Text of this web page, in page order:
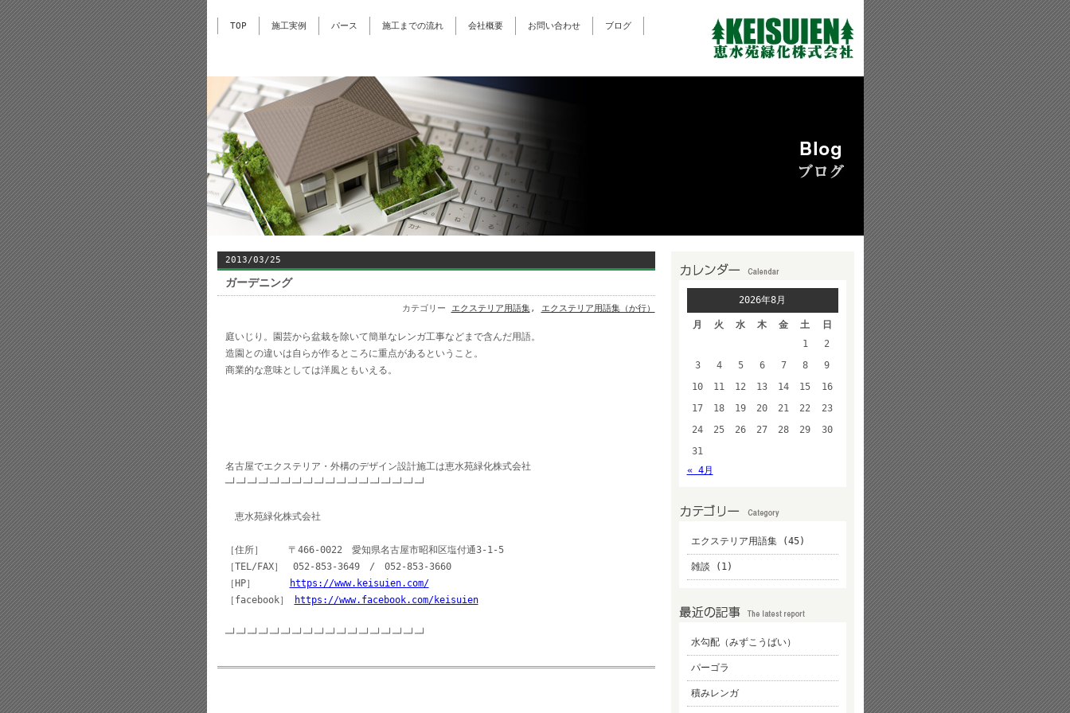
TOP 施工実例 パース 施工までの流れ 会社概要 お問い合わせ ブログ
2013/03/25
ガーデニング
カテゴリー エクステリア用語集, エクステリア用語集（か行）
庭いじり。園芸から盆栽を除いて簡単なレンガ工事などまで含んだ用語。
造園との違いは自らが作るところに重点があるということ。
商業的な意味としては洋風ともいえる。
名古屋でエクステリア・外構のデザイン設計施工は恵水苑緑化株式会社
─┘─┘─┘─┘─┘─┘─┘─┘─┘─┘─┘─┘─┘─┘─┘─┘─┘─┘
恵水苑緑化株式会社
［住所］ 〒466-0022 愛知県名古屋市昭和区塩付通3-1-5
［TEL/FAX］ 052-853-3649 / 052-853-3660
［HP］
https://www.keisuien.com/
［facebook］
https://www.facebook.com/keisuien
─┘─┘─┘─┘─┘─┘─┘─┘─┘─┘─┘─┘─┘─┘─┘─┘─┘─┘
2026年8月
月 火 水 木 金 土
日
1
2
3
4 5 6 7 8
9
10
11 12 13 14 15
16
17
18 19 20 21 22
23
24
25 26 27 28 29
30
31
« 4月
エクステリア用語集 (45)
雑談 (1)
水勾配（みずこうばい）
パーゴラ
積みレンガ